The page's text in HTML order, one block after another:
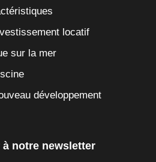
locatif
sur la mer
développement
à notre newsletter